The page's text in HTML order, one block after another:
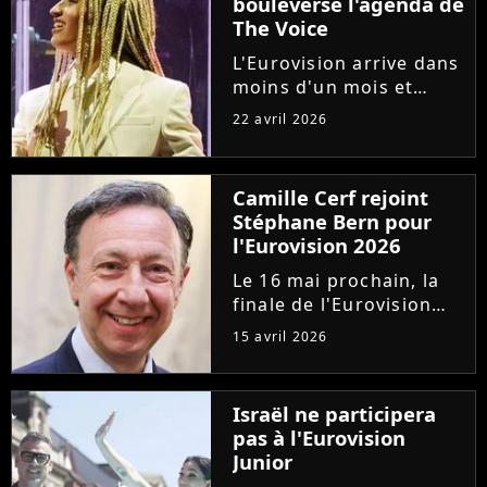
The Voice
L'Eurovision arrive dans
moins d'un mois et
Monroe est l'une des
lui donner toutes ses
chances, deux
émissions concurrents,
"The Voice" et "Les
Traîtres", ont...
22 avril 2026
Camille Cerf rejoint
Stéphane Bern pour
l'Eurovision 2026
Le 16 mai prochain, la
finale de l'Eurovision
2026 sera diffusée en
Télévisions. Pour la
douzième fois,
Stéphane Bern
commentera
l'événement pour la
15 avril 2026
Israël ne participera
pas à l'Eurovision
Junior